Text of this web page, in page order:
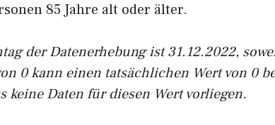
85 Jahre alt oder älter.
der Datenerhebung ist 31.12.2022,
0 kann einen tatsächlichen Wert von 0
keine Daten für diesen Wert vorliegen.